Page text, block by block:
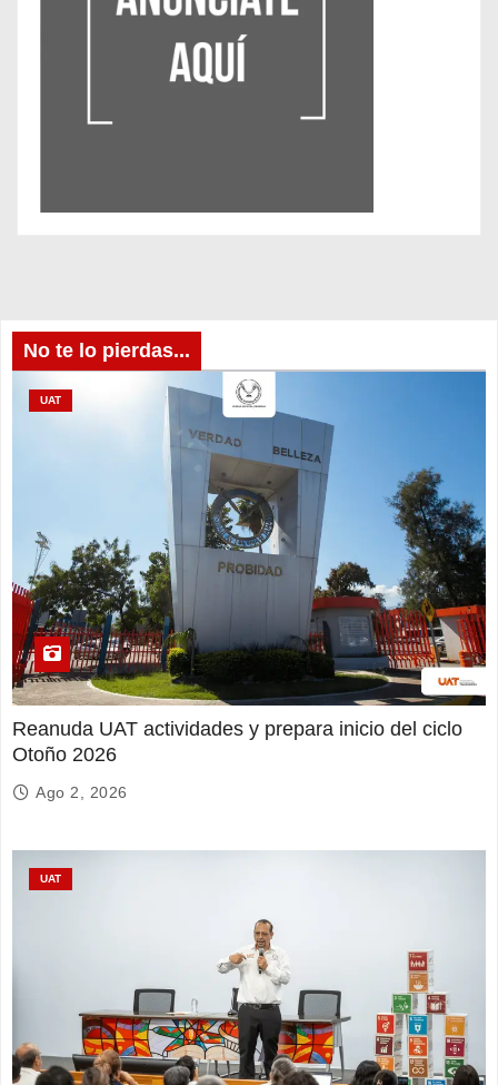
No te lo pierdas...
UAT
Reanuda UAT actividades y prepara inicio del ciclo
Otoño 2026
Ago 2, 2026
UAT